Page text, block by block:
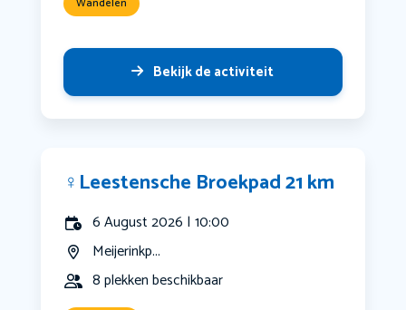
Wandelen
Bekijk de activiteit
‍♀️Leestensche Broekpad 21 km
6 August 2026 | 10:00
Meijerinkp...
8 plekken beschikbaar